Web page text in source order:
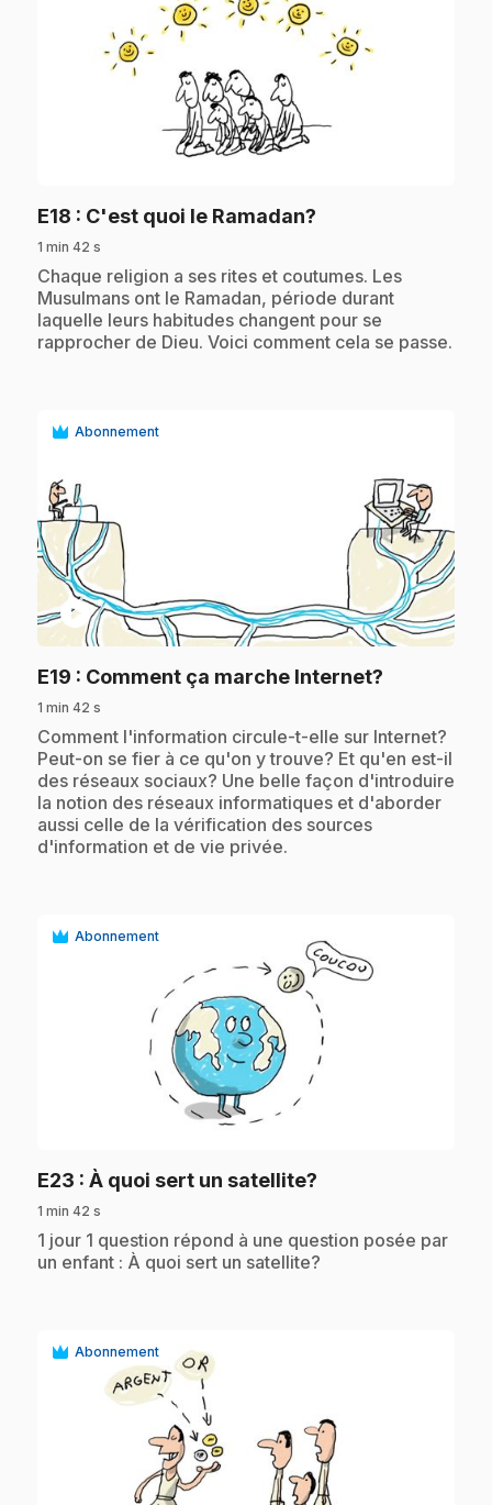
E18 : C'est quoi le Ramadan?
1 min 42 s
.Chaque religion a ses rites et coutumes. Les
Musulmans ont le Ramadan, période durant
laquelle leurs habitudes changent pour se
rapprocher de Dieu. Voici comment cela se passe.
Abonnement
play_circle
E19 : Comment ça marche Internet?
1 min 42 s
.Comment l'information circule-t-elle sur Internet?
Peut-on se fier à ce qu'on y trouve? Et qu'en est-il
des réseaux sociaux? Une belle façon d'introduire
la notion des réseaux informatiques et d'aborder
aussi celle de la vérification des sources
d'information et de vie privée.
Abonnement
E23 : À quoi sert un satellite?
1 min 42 s
.1 jour 1 question répond à une question posée par
un enfant : À quoi sert un satellite?
Abonnement